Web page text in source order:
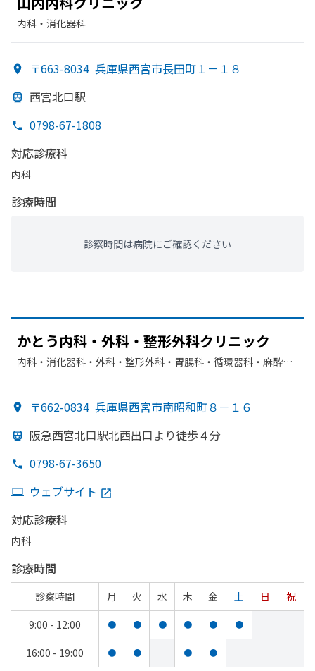
内科・​消化器科
〒663-8034 兵庫県西宮市長田町１－１８
西宮北口駅
0798-67-1808
対応診療科
内科
診療時間
診察時間は病院にご確認ください
かとう内科・外科・整形外科クリニック
内科・​消化器科・​外科・​整形外科・​胃腸科・​循環器科・​麻酔
〒662-0834 兵庫県西宮市南昭和町８－１６
阪急西宮北口駅北西出口より徒歩４分
0798-67-3650
ウェブサイト
対応診療科
内科
診療時間
診察時間 月 火 水 木 金 土 日
祝
9:00 - 12:00
● ● ● ● ● ●
16:00 - 19:00 ● ● ● ●